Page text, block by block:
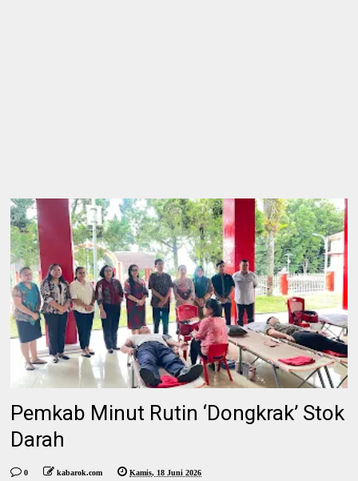
Pemkab Minut Rutin ‘Dongkrak’ Stok
Darah
0 kabarok.com Kamis, 18 Juni 2026